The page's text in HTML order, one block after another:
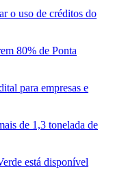
o uso de créditos do
80% de Ponta
para empresas e
de 1,3 tonelada de
está disponível